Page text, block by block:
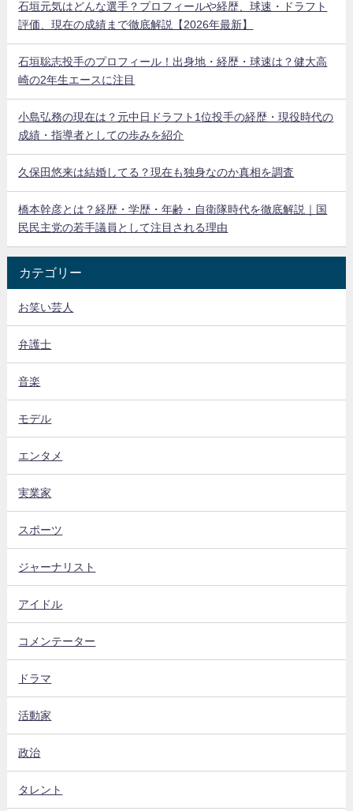
石垣元気はどんな選手？プロフィールや経歴、球速・ドラフト
評価、現在の成績まで徹底解説【2026年最新】
石垣聡志投手のプロフィール！出身地・経歴・球速は？健大高
崎の2年生エースに注目
小島弘務の現在は？元中日ドラフト1位投手の経歴・現役時代の
成績・指導者としての歩みを紹介
久保田悠来は結婚してる？現在も独身なのか真相を調査
橋本幹彦とは？経歴・学歴・年齢・自衛隊時代を徹底解説｜国
民民主党の若手議員として注目される理由
カテゴリー
お笑い芸人
弁護士
音楽
モデル
エンタメ
実業家
スポーツ
ジャーナリスト
アイドル
コメンテーター
ドラマ
活動家
政治
タレント